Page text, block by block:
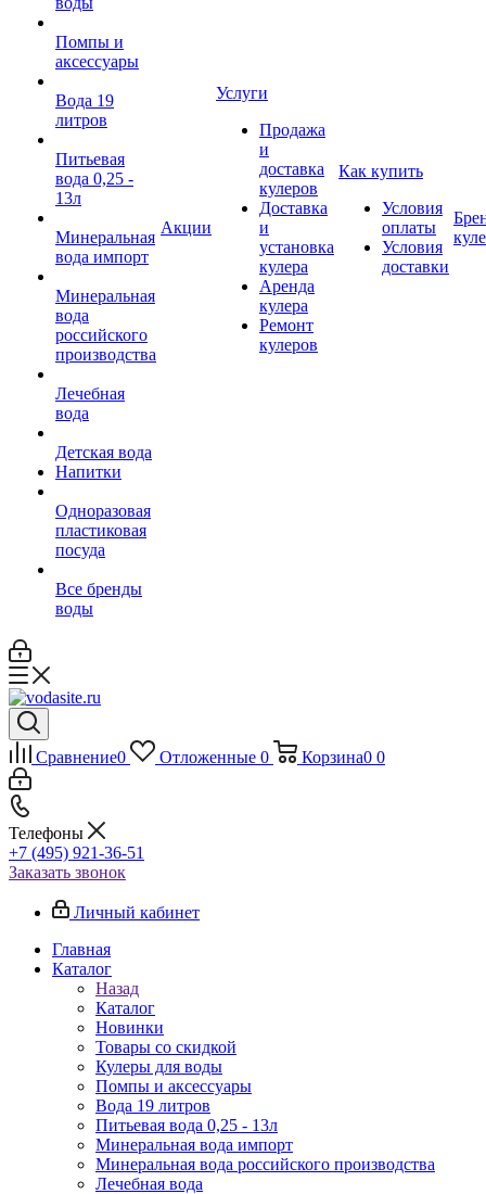
Помпы и
аксессуары
Вода 19
литров
Питьевая
вода 0,25 -
13л
Минеральная
вода импорт
Минеральная
вода
российского
производства
Лечебная
вода
Детская вода
Напитки
Одноразовая
пластиковая
посуда
Все бренды
воды
Акции
Услуги
Продажа
и
доставка
кулеров
Доставка
и
установка
кулера
Аренда
кулера
Ремонт
кулеров
Как купить
Условия
оплаты
Условия
доставки
Сравнение0 Отложенные 0 Корзина0 0
Телефоны
+7 (495) 921-36-51
Заказать звонок
Личный кабинет
Главная
Каталог
Назад
Каталог
Новинки
Товары со скидкой
Кулеры для воды
Помпы и аксессуары
Вода 19 литров
Питьевая вода 0,25 - 13л
Минеральная вода импорт
Минеральная вода российского производства
Лечебная вода